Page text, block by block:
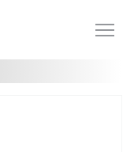
de cookies